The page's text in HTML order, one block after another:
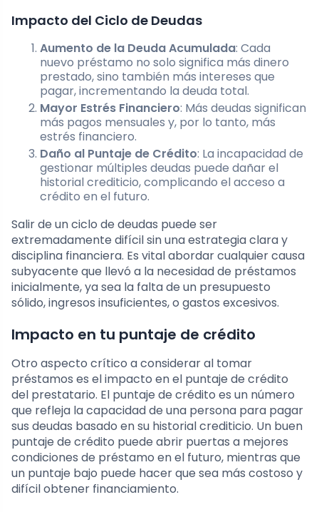
Impacto del Ciclo de Deudas
Aumento de la Deuda Acumulada: Cada
nuevo préstamo no solo significa más dinero
prestado, sino también más intereses que
pagar, incrementando la deuda total.
Mayor Estrés Financiero: Más deudas significan
más pagos mensuales y, por lo tanto, más
estrés financiero.
Daño al Puntaje de Crédito: La incapacidad de
gestionar múltiples deudas puede dañar el
historial crediticio, complicando el acceso a
crédito en el futuro.
Salir de un ciclo de deudas puede ser
extremadamente difícil sin una estrategia clara y
disciplina financiera. Es vital abordar cualquier causa
subyacente que llevó a la necesidad de préstamos
inicialmente, ya sea la falta de un presupuesto
sólido, ingresos insuficientes, o gastos excesivos.
Impacto en tu puntaje de crédito
Otro aspecto crítico a considerar al tomar
préstamos es el impacto en el puntaje de crédito
del prestatario. El puntaje de crédito es un número
que refleja la capacidad de una persona para pagar
sus deudas basado en su historial crediticio. Un buen
puntaje de crédito puede abrir puertas a mejores
condiciones de préstamo en el futuro, mientras que
un puntaje bajo puede hacer que sea más costoso y
difícil obtener financiamiento.